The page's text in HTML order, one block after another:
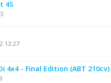
4S
13:27
4x4 - Final Edition (ABT 210cv)